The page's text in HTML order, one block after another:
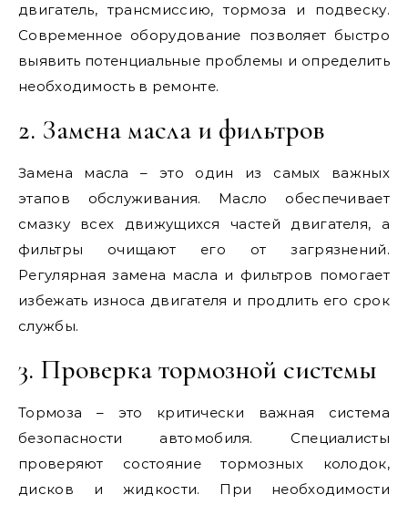
двигатель, трансмиссию, тормоза и подвеску.
Современное оборудование позволяет быстро
выявить потенциальные проблемы и определить
необходимость в ремонте.
2. Замена масла и фильтров
Замена масла – это один из самых важных
этапов обслуживания. Масло обеспечивает
смазку всех движущихся частей двигателя, а
фильтры очищают его от загрязнений.
Регулярная замена масла и фильтров помогает
избежать износа двигателя и продлить его срок
службы.
3. Проверка тормозной системы
Тормоза – это критически важная система
безопасности автомобиля. Специалисты
проверяют состояние тормозных колодок,
дисков и жидкости. При необходимости